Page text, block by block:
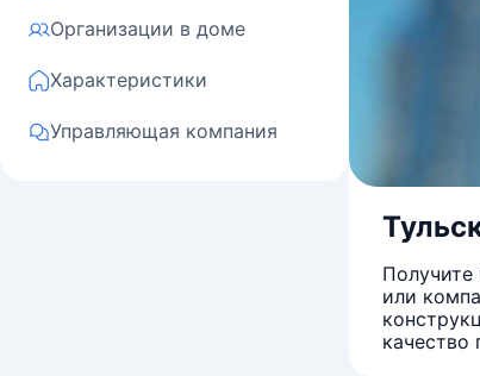
Организации в доме
Характеристики
Управляющая компания
или
качество